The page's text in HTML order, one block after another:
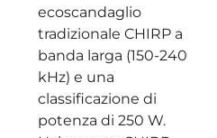
ecoscandaglio
tradizionale CHIRP a
banda larga (150-240
kHz) e una
classificazione di
potenza di 250 W.